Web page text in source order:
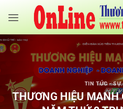
qua
dung
TIN TỨC - SỰ
THƯƠNG HIỆU MẠNH